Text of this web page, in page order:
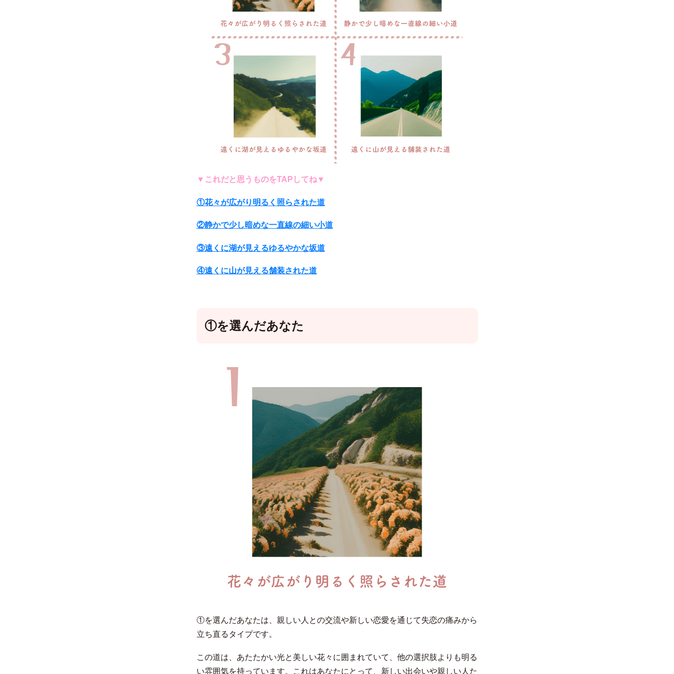
▼これだと思うものをTAPしてね▼
①花々が広がり明るく照らされた道
②静かで少し暗めな一直線の細い小道
③遠くに湖が見えるゆるやかな坂道
④遠くに山が見える舗装された道
①を選んだあなた
①を選んだあなたは、親しい人との交流や新しい恋愛を通じて失恋の痛みから
立ち直るタイプです。
この道は、あたたかい光と美しい花々に囲まれていて、他の選択肢よりも明る
い雰囲気を持っています。これはあなたにとって、新しい出会いや親しい人た